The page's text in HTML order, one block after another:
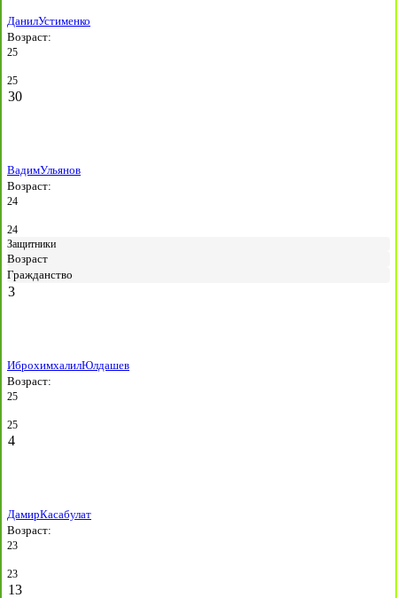
ДанилУстименко
Возраст:
25
25
30
ВадимУльянов
Возраст:
24
24
Защитники
Возраст
Гражданство
3
ИброхимхалилЮлдашев
Возраст:
25
25
4
ДамирКасабулат
Возраст:
23
23
13